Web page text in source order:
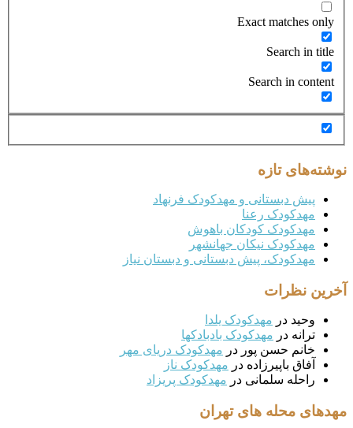
Exact matches
Search in
Search in
تازه
پیش دبستانی و مهدکودک فرنهاد
مهدکودک رعنا
مهدکودک کودکان باهوش
مهدکودک نیکان جهانشهر
مهدکودک، پیش دبستانی و دبستان نیاز
نظرات
وحید درمهدکودک یلدا
ترانه
درمهدکودک بادبادکها
خانم حسن پوردرمهدکودک دریای مهر
آفاق باپیرزاده درمهدکودک ناز
راحله سلمانیدرمهدکودک پریزاد
محله های تهران